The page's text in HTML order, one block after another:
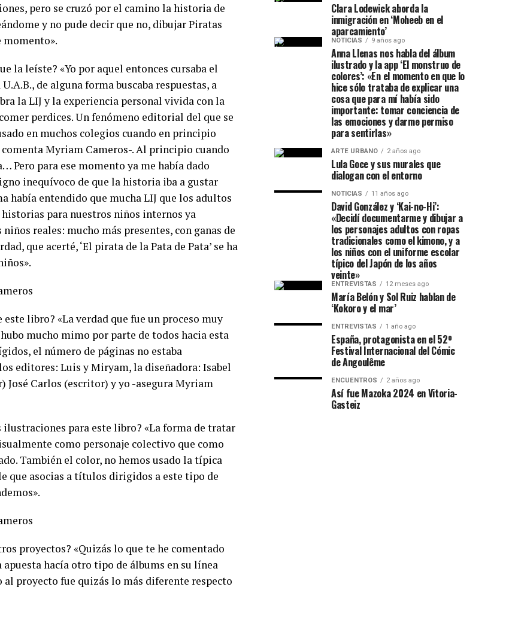
pero se cruzó por el camino la historia de
y no pude decir que no, dibujar Piratas
momento».
la leíste? «Yo por aquel entonces cursaba el
de alguna forma buscaba respuestas, a
la LIJ y la experiencia personal vivida con la
perdices. Un fenómeno editorial del que se
en muchos colegios cuando en principio
Myriam Cameros-. Al principio cuando
Pero para ese momento ya me había dado
inequívoco de que la historia iba a gustar
había entendido que mucha LIJ que los adultos
para nuestros niños internos ya
reales: mucho más presentes, con ganas de
que acerté, ‘El pirata de la Pata de Pata’ se ha
libro? «La verdad que fue un proceso muy
mucho mimo por parte de todos hacia esta
el número de páginas no estaba
editores: Luis y Miryam, la diseñadora: Isabel
José Carlos (escritor) y yo -asegura Myriam
para este libro? «La forma de tratar
como personaje colectivo que como
También el color, no hemos usado la típica
que asocias a títulos dirigidos a este tipo de
proyectos? «Quizás lo que te he comentado
apuesta hacía otro tipo de álbums en su línea
proyecto fue quizás lo más diferente respecto
Clara Lodewick aborda la
inmigración en ‘Moheeb en el
aparcamiento’
NOTICIAS 9 años ago
Anna Llenas nos habla del álbum
ilustrado y la app ‘El monstruo de
colores’: «En el momento en que lo
hice sólo trataba de explicar una
cosa que para mí había sido
importante: tomar conciencia de
las emociones y darme permiso
para sentirlas»
ARTE URBANO 2 años ago
Lula Goce y sus murales que
dialogan con el entorno
NOTICIAS 11 años ago
David González y ‘Kai-no-Hi’:
«Decidí documentarme y dibujar a
los personajes adultos con ropas
tradicionales como el kimono, y a
los niños con el uniforme escolar
típico del Japón de los años
veinte»
ENTREVISTAS 12 meses ago
María Belón y Sol Ruiz hablan de
‘Kokoro y el mar’
ENTREVISTAS 1 año ago
España, protagonista en el 52º
Festival Internacional del Cómic
de Angoulême
ENCUENTROS 2 años ago
Así fue Mazoka 2024 en Vitoria-
Gasteiz